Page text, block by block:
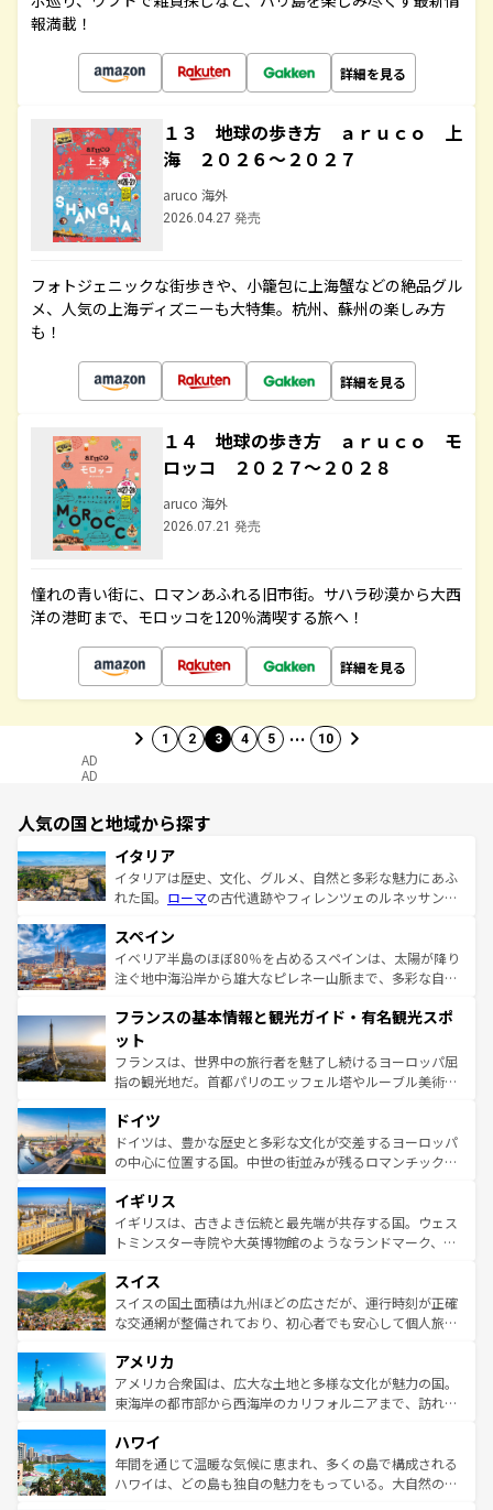
報満載！
詳細を見る
１３ 地球の歩き方 ａｒｕｃｏ 上
海 ２０２６～２０２７
aruco 海外
2026.04.27 発売
フォトジェニックな街歩きや、小籠包に上海蟹などの絶品グル
メ、人気の上海ディズニーも大特集。杭州、蘇州の楽しみ方
も！
詳細を見る
１４ 地球の歩き方 ａｒｕｃｏ モ
ロッコ ２０２７～２０２８
aruco 海外
2026.07.21 発売
憧れの青い街に、ロマンあふれる旧市街。サハラ砂漠から大西
洋の港町まで、モロッコを120％満喫する旅へ！
詳細を見る
1 2 3 4 5 … 10
AD
AD
人気の国と地域から探す
イタリア
イタリアは歴史、文化、グルメ、自然と多彩な魅力にあふ
れた国。 ローマの古代遺跡やフィレンツェのルネッサンス
ろん、トスカーナの美しい田園風景やアマルフィ海岸の絶
景など、自然景観も見逃せない。観光の合間には、本場の
ピザやパスタなど、絶品のイタリア料理を堪能することも
ませてくれるイタリアで、忘れられない旅をしてみよう！
なお、新着のイタリア情報は
しい。
スペイン
イベリア半島のほぼ80％を占めるスペインは、太陽が降り
注ぐ地中海沿岸から雄大なピレネー山脈まで、多彩な自然
文化が根付くこの国では、情熱的なフラメンコ、熱気あふ
れる闘牛、そして美味しいタパスが生活の一部となってい
る。首都マドリードの洗練された雰囲気や、バルセロナの
アートに溢れた街角から、地方では古代ローマ遺跡や中世
せる。地方によって風土や気候が異なるスペインはその個
性で訪れる人を魅了する。 なお、新着のスペイン情報は コ
ンテンツ一覧を参照してほしい。
フランスの基本情報と観光ガイド・有名観光スポ
ット
フランスは、世界中の旅行者を魅了し続けるヨーロッパ屈
指の観光地だ。首都パリのエッフェル塔やルーブル美術館
で、幅広い魅力が詰まっている。華麗な宮殿、歴史的な大
聖堂、美しいビーチ、そして豊かな自然が、訪れる者を心
から魅了する。また、フランスは美食の国としても知ら
いる。シャンパンの発祥地であるランス、プロヴァンスの
香り高いラベンダー畑など、多彩な楽しみ方が可能だ。さ
らに、パリ以外の地域にも魅力が溢れており、どの街角に
れる地方に足を運ぶとそれぞれで全く異なる文化を体験で
きるだろう。 なお、新着のフランス情報はコンテンツ一覧
を参照してほしい。
ドイツ
ドイツは、豊かな歴史と多彩な文化が交差するヨーロッパ
の中心に位置する国。中世の街並みが残るロマンチック街
顔を持つこの国は、どこを歩いても飽きることがない。ベ
ルリンの文化的活気、バイエルン州のアルプスの絶景、そ
してライン川沿いのワイン畑といった風景は必見。ビール
は、お酒好きな人にはぜひ体験してほしい。 なお、新着の
ドイツ情報はコンテンツ一覧を参照してほしい。
イギリス
イギリスは、古きよき伝統と最先端が共存する国。ウェス
トミンスター寺院や大英博物館のようなランドマーク、歴
リアごとに異なる魅力がある。また、優雅なアフタヌーン
ティー、ビール好きにはたまらない英国パブ、サッカー観
戦など、本場だからこそできる体験も豊富。イギリスを旅
ンツ一覧を参照してほしい。
スイス
スイスの国土面積は九州ほどの広さだが、運行時刻が正確
な交通網が整備されており、初心者でも安心して個人旅行
の建物がそのまま残る町や、スイスならではのユニークな
博物館もあり、アルプス観光だけでなく町歩きも満喫する
ことができる。国民の所得が高いため物価も高いが、旅行
ば市内交通費無料で観光を楽しむこともできる。 なお、新
着のスイス情報はコンテンツ一覧 を参照してほしい。
アメリカ
アメリカ合衆国は、広大な土地と多様な文化が魅力の国。
東海岸の都市部から西海岸のカリフォルニアまで、訪れる
のような巨大都市は、観光、ショッピング、エンターテイ
ンメントが詰まった刺激的なスポットだ。一方、アメリカ
西部には大自然が広がり、グランドキャニオンやイエロー
ハワイ
年間を通じて温暖な気候に恵まれ、多くの島で構成される
ハワイは、どの島も独自の魅力をもっている。大自然の神